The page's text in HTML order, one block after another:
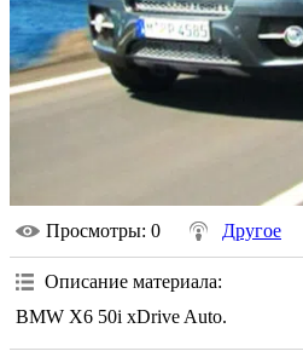
Просмотры: 0 Другое
Описание материала:
BMW X6 50i xDrive Auto.